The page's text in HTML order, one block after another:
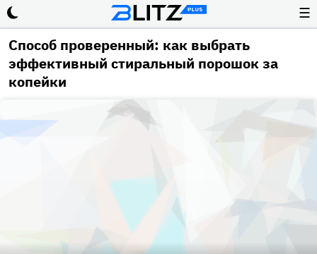
☰
Способ проверенный: как выбрать
эффективный стиральный порошок за
копейки